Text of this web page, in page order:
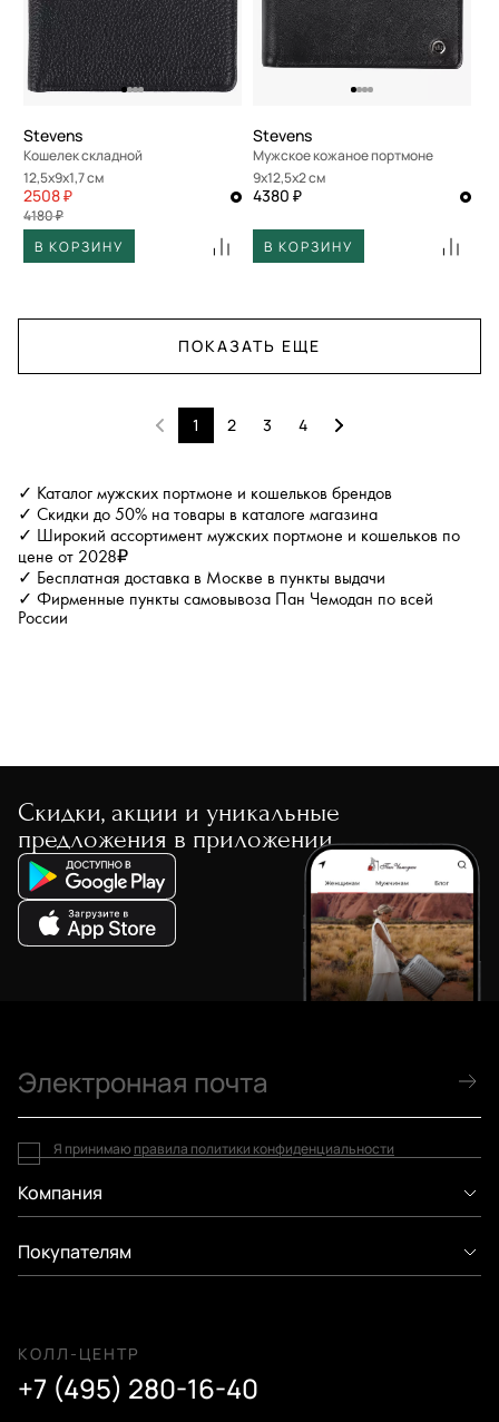
Stevens
Кошелек складной
12,5x9x1,7 см
2508 ₽
4180 ₽
В КОРЗИНУ
Stevens
Мужское кожаное портмоне
9x12,5x2 см
4380 ₽
В КОРЗИНУ
ПОКАЗАТЬ ЕЩЕ
1 2 3 4
✓ Каталог мужских портмоне и кошельков брендов
✓ Скидки до 50% на товары в каталоге магазина
✓ Широкий ассортимент мужских портмоне и кошельков по
цене от 2028₽
✓ Бесплатная доставка в Москве в пункты выдачи
✓ Фирменные пункты самовывоза Пан Чемодан по всей
России
Скидки, акции и уникальные
предложения в приложении
Компания
Покупателям
КОЛЛ-ЦЕНТР
+7 (495) 280-16-40
Я принимаю правила политики конфиденциальности